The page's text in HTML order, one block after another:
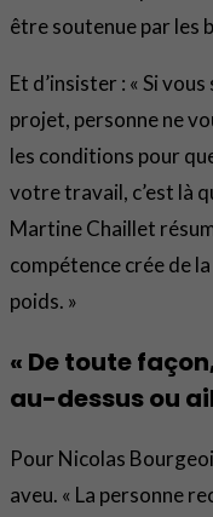
être soutenue par les
Et d’insister : « Si
projet, personne ne
les conditions pour
votre travail, c’est là
Martine Chaillet
compétence crée de
poids. »
« De toute
au-dessus ou
Pour Nicolas
aveu. « La personne